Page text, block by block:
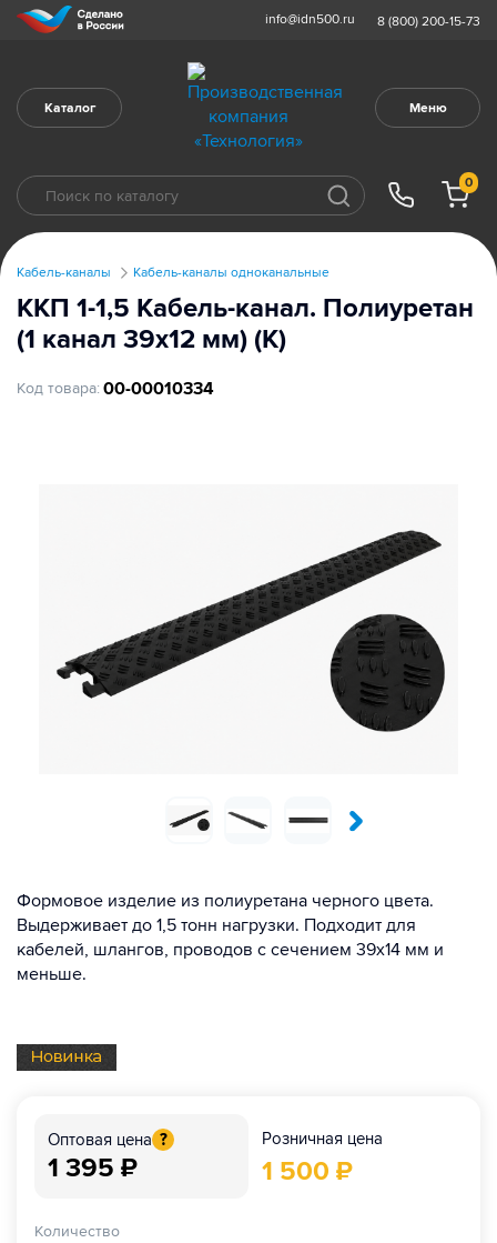
info@idn500.ru 8 (800) 200-15-73
Каталог Меню
0
Кабель-каналы Кабель-каналы одноканальные
ККП 1-1,5 Кабель-канал. Полиуретан
(1 канал 39х12 мм) (К)
Код товара: 00-00010334
Формовое изделие из полиуретана черного цвета.
Выдерживает до 1,5 тонн нагрузки. Подходит для
кабелей, шлангов, проводов с сечением 39х14 мм и
меньше.
Оптовая цена ?
1 395 ₽
Розничная цена
1 500 ₽
Количество